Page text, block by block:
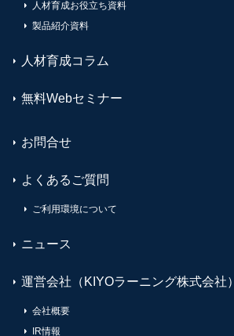
人材育成お役立ち資料
製品紹介資料
人材育成コラム
無料Webセミナー
お問合せ
よくあるご質問
ご利用環境について
ニュース
運営会社（KIYOラーニング株式会社）
会社概要
IR情報